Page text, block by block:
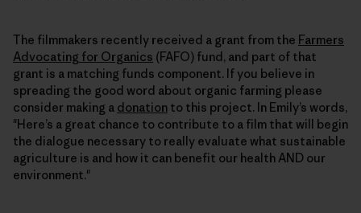
The filmmakers recently received a grant from the Farmers
Advocating for Organics (FAFO) fund, and part of that
grant is a matching funds component. If you believe in
spreading the good word about organic farming please
consider making a donation to this project. In Emily’s words,
"Here’s a great chance to contribute to a film that will begin
the dialogue necessary to really evaluate what sustainable
agriculture is and how it can benefit our health AND our
environment."